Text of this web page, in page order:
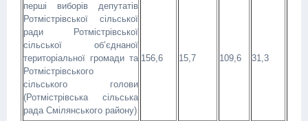
перші виборів депутатів
Ротмістрівської сільської
ради Ротмістрівської
сільської об’єднаної
територіальної громади та
Ротмістрівського
сільського голови
(Ротмістрівська сільська
рада Смілянського району)
156,6 15,7 109,6 31,3